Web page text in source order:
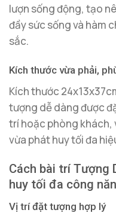
lượn sống động, tạo
đầy sức sống và hàm
sắc.
Kích thước vừa phải,
Kích thước
tượng dễ dàng được
trí hoặc phòng khách,
vừa phát huy tối đa
Cách bài trí Tượng
huy tối đa công
Vị trí đặt tượng hợp lý